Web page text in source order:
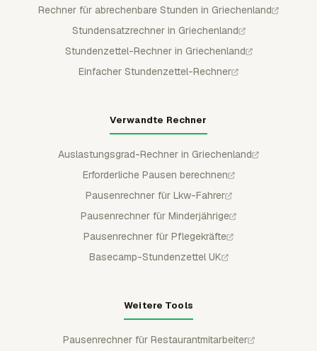
Rechner für abrechenbare Stunden in Griechenland
Stundensatzrechner in Griechenland
Stundenzettel-Rechner in Griechenland
Einfacher Stundenzettel-Rechner
Verwandte Rechner
Auslastungsgrad-Rechner in Griechenland
Erforderliche Pausen berechnen
Pausenrechner für Lkw-Fahrer
Pausenrechner für Minderjährige
Pausenrechner für Pflegekräfte
Basecamp-Stundenzettel UK
Weitere Tools
Pausenrechner für Restaurantmitarbeiter